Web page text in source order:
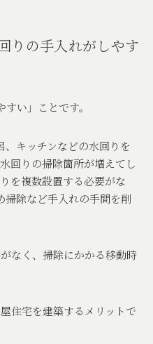
りの手入れがしやす
い」ことです。
キッチンなどの水回りを
回りの掃除箇所が増えてし
を複数設置する必要がな
除など手入れの手間を削
なく、掃除にかかる移動時
住宅を建築するメリットで